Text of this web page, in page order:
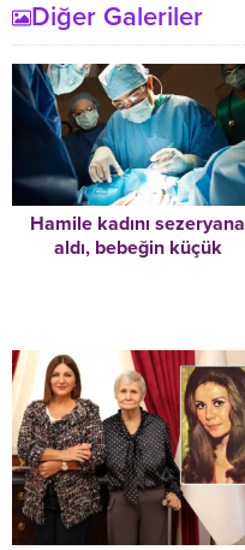
Diğer Galeriler
Hamile kadını sezeryana
aldı, bebeğin küçük